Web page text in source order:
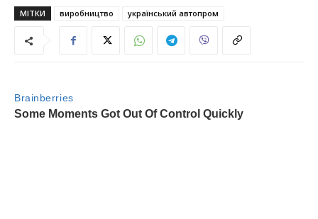
МІТКИ виробництво український автопром